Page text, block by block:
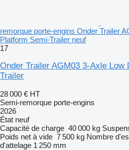
remorque porte-engins Onder Trailer
Platform Semi-Trailer neuf
17
Onder Trailer AGM03 3-Axle Low
Trailer
28 000 € HT
Semi-remorque porte-engins
2026
État neuf
Capacité de charge 40 000 kg
Poids net à vide 7 500 kg Nombre
d'attelage 1 250 mm